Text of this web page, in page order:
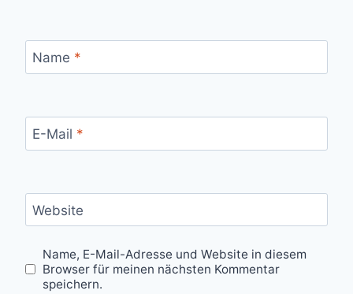
Name *
E-Mail *
Website
Name, E-Mail-Adresse und Website in diesem
Browser für meinen nächsten Kommentar
speichern.